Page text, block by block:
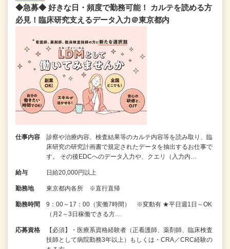
◆急募◆ 好きな日・頻度で勤務可能！ カルテを読める方
必見！臨床研究支えるデータ入力＠東京都内
仕事内容
診察や治療内容、検査結果等のカルテ内容等を読み取り、臨
床研究の研究計画書で規定されたデータを抽出するお仕事で
す。 その後EDCへのデータ入力や、クエリ（入力内…
給与 日給20,000円以上
勤務地 東京都内各所 ※直行直帰
勤務時間
9：00～17：00（実働7時間） ※変動有 ★平日週1日～OK
（月2～3日稼働できる方…
応募資格
【必須】・医療系資格経験者（正看護師、薬剤師、臨床検査
技師として病院勤務3年以上）もしくは・CRA／CRC経験の